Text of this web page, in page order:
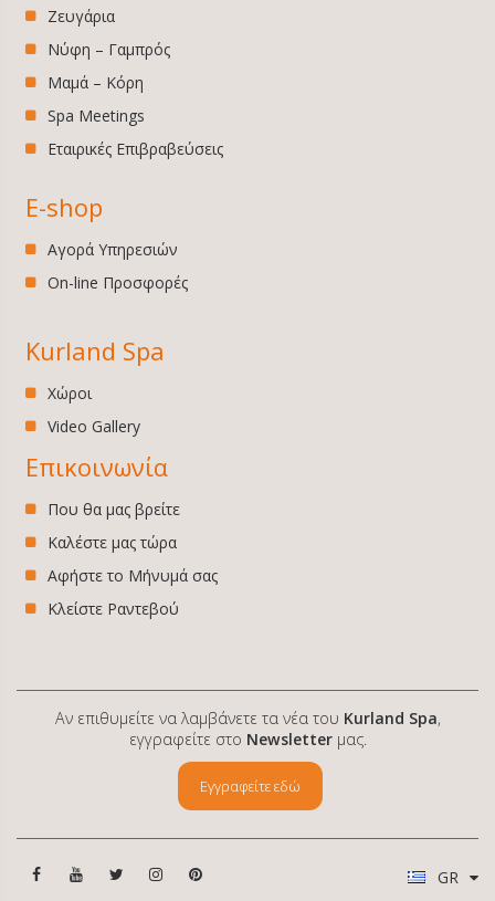
Ζευγάρια
Νύφη – Γαμπρός
Μαμά – Κόρη
Spa Meetings
Εταιρικές Επιβραβεύσεις
E-shop
Αγορά Υπηρεσιών
On-line Προσφορές
Kurland Spa
Χώροι
Video Gallery
Επικοινωνία
Που θα μας βρείτε
Καλέστε μας τώρα
Αφήστε το Μήνυμά σας
Κλείστε Ραντεβού
Αν επιθυμείτε να λαμβάνετε τα νέα του Kurland Spa,
εγγραφείτε στο Newsletterμας.
Εγγραφείτε εδώ
GR